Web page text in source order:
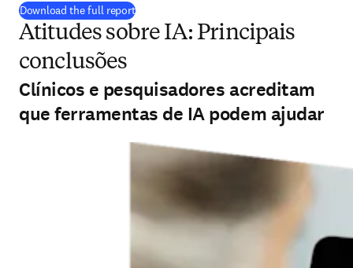
Download the full report(
Atitudes sobre IA: Principais
conclusões
Clínicos e pesquisadores acreditam
que ferramentas de IA podem ajudar